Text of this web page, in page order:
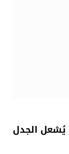
يُشعل الجدل